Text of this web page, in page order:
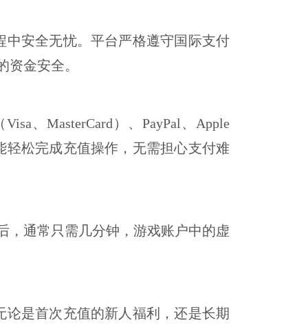
安全无忧。平台严格遵守国际支付
金安全。
、MasterCard）、PayPal、Apple
轻松完成充值操作，无需担心支付难
，通常只需几分钟，游戏账户中的虚
是首次充值的新人福利，还是长期